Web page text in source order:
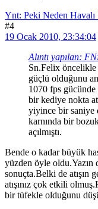
Ynt: Peki Neden Havalı
#4
19 Ocak 2010, 23:34:04
Alıntı yapılan:
Sn.Felix öncelikle
güçlü olduğunu
1070 fps
bir kediye nokta
yiyince bir saniye
karnında bir
açılmıştı.
Bende o kadar büyük
yüzden öyle oldu.Yazın
sonuçta.Belki de atışın
atışınız çok etkili
bir tüfekle olduğunu